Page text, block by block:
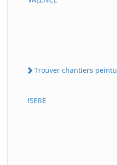
Trouver chantiers
ISERE